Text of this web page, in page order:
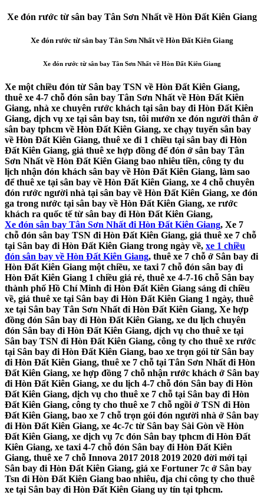
Xe đón rước từ sân bay Tân Sơn Nhất về Hòn Đất Kiên Giang
Xe đón rước từ sân bay Tân Sơn Nhất về Hòn Đất Kiên Giang
Xe đón rước từ sân bay Tân Sơn Nhất về Hòn Đất Kiên Giang
Xe một chiều đón từ Sân bay TSN về Hòn Đất Kiên Giang,
thuê xe 4-7 chỗ đón sân bay Tân Sơn Nhất về Hòn Đất Kiên
Giang, nhà xe chuyên rước khách tại sân bay đi Hòn Đất Kiên
Giang, dịch vụ xe tại sân bay tsn, tôi mướn xe đón người thân ở
sân bay tphcm về Hòn Đất Kiên Giang, xe chạy tuyến sân bay
về Hòn Đất Kiên Giang, thuê xe đi 1 chiều tại sân bay đi Hòn
Đất Kiên Giang, giá thuê xe hợp đồng để đón ở sân bay Tân
Sơn Nhất về Hòn Đất Kiên Giang bao nhiêu tiền, công ty du
lịch nhận đón khách sân bay về Hòn Đất Kiên Giang, làm sao
để thuê xe tại sân bay về Hòn Đất Kiên Giang, xe 4 chỗ chuyên
đón rước người nhà tại sân bay về Hòn Đất Kiên Giang, xe đón
ga trong nước tại sân bay về Hòn Đất Kiên Giang, xe rước
khách ra quốc tế từ sân bay đi Hòn Đất Kiên Giang,
Xe đón sân bay Tân Sơn Nhất đi Hòn Đất Kiên Giang, Xe 7
chỗ đón sân bay TSN đi Hòn Đất Kiên Giang, giá thuê xe 7 chỗ
tại Sân bay đi Hòn Đất Kiên Giang trong ngày về, xe 1 chiều
đón sân bay về Hòn Đất Kiên Giang, thuê xe 7 chỗ ở Sân bay đi
Hòn Đất Kiên Giang một chiều, xe taxi 7 chỗ đón sân bay đi
Hòn Đất Kiên Giang 1 chiều giá rẻ, thuê xe 4-7-16 chỗ Sân bay
thành phố Hồ Chí Minh đi Hòn Đất Kiên Giang sáng đi chiều
về, giá thuê xe tại Sân bay đi Hòn Đất Kiên Giang 1 ngày, thuê
xe tại Sân bay Tân Sơn Nhất đi Hòn Đất Kiên Giang, Xe hợp
đồng đón Sân bay đi Hòn Đất Kiên Giang, xe du lịch chuyên
đón Sân bay đi Hòn Đất Kiên Giang, dịch vụ cho thuê xe tại
Sân bay TSN đi Hòn Đất Kiên Giang, công ty cho thuê xe rước
tại Sân bay đi Hòn Đất Kiên Giang, bao xe trọn gói từ Sân bay
đi Hòn Đất Kiên Giang, thuê xe 7 chỗ tại Tân Sơn Nhất đi Hòn
Đất Kiên Giang, xe hợp đồng 7 chỗ nhận rước khách ở Sân bay
đi Hòn Đất Kiên Giang, xe du lịch 4-7 chỗ đón Sân bay đi Hòn
Đất Kiên Giang, dịch vụ cho thuê xe 7 chỗ tại Sân bay đi Hòn
Đất Kiên Giang, công ty cho thuê xe 7 chỗ ngồi ở TSN đi Hòn
Đất Kiên Giang, bao xe 7 chỗ trọn gói đón người nhà ở Sân bay
đi Hòn Đất Kiên Giang, xe 4c-7c từ Sân bay Sài Gòn về Hòn
Đất Kiên Giang, xe dịch vụ 7c đón Sân bay tphcm đi Hòn Đất
Kiên Giang, xe taxi 4-7 chỗ đón Sân bay đi Hòn Đất Kiên
Giang, thuê xe 7 chỗ Innova 2017 2018 2019 2020 đời mới tại
Sân bay đi Hòn Đất Kiên Giang, giá xe Fortuner 7c ở Sân bay
Tsn đi Hòn Đất Kiên Giang bao nhiêu, địa chỉ công ty cho thuê
xe tại Sân bay đi Hòn Đất Kiên Giang uy tín tại tphcm.